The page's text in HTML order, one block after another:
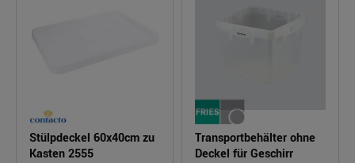
Stülpdeckel 60x40cm zu
Kasten 2555
Transportbehälter ohne
Deckel für Geschirr